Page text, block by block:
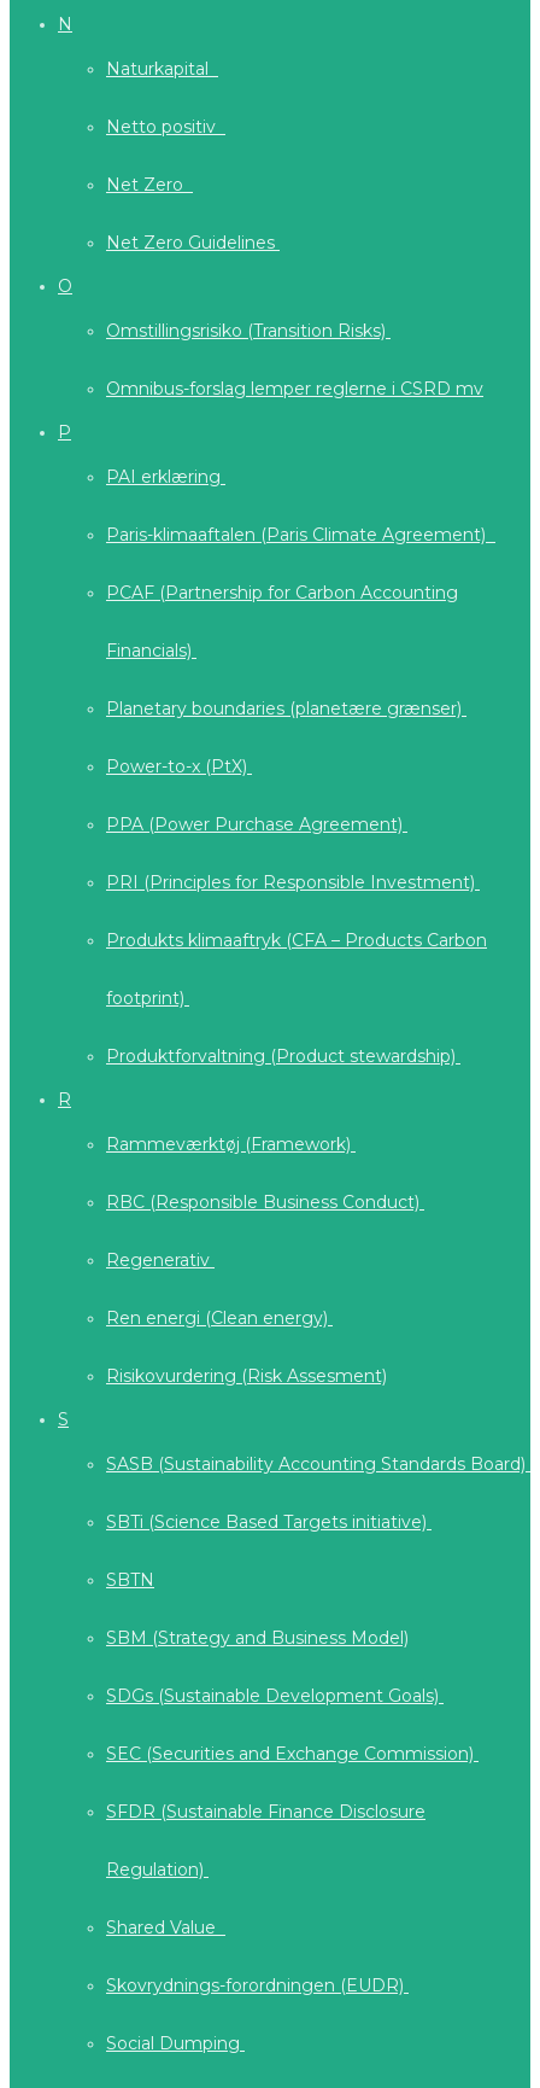
N
Naturkapital
Netto positiv
Net Zero
Net Zero Guidelines
O
Omstillingsrisiko (Transition Risks)
Omnibus-forslag lemper reglerne i CSRD mv
P
PAI erklæring
Paris-klimaaftalen (Paris Climate Agreement)
PCAF (Partnership for Carbon Accounting
Financials)
Planetary boundaries (planetære grænser)
Power-to-x (PtX)
PPA (Power Purchase Agreement)
PRI (Principles for Responsible Investment)
Produkts klimaaftryk (CFA – Products Carbon
footprint)
Produktforvaltning (Product stewardship)
R
Rammeværktøj (Framework)
RBC (Responsible Business Conduct)
Regenerativ
Ren energi (Clean energy)
Risikovurdering (Risk Assesment)
S
SASB (Sustainability Accounting Standards Board)
SBTi (Science Based Targets initiative)
SBTN
SBM (Strategy and Business Model)
SDGs (Sustainable Development Goals)
SEC (Securities and Exchange Commission)
SFDR (Sustainable Finance Disclosure
Regulation)
Shared Value
Skovrydnings-forordningen (EUDR)
Social Dumping